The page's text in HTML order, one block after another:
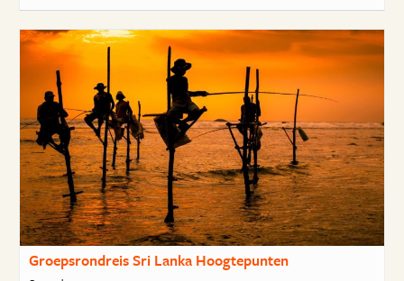
Groepsrondreis Sri Lanka Hoogtepunten